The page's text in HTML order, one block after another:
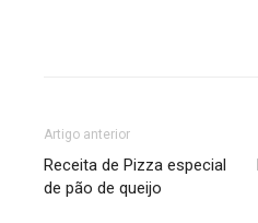
Artigo anterior
Receita de Pizza especial
de pão de queijo